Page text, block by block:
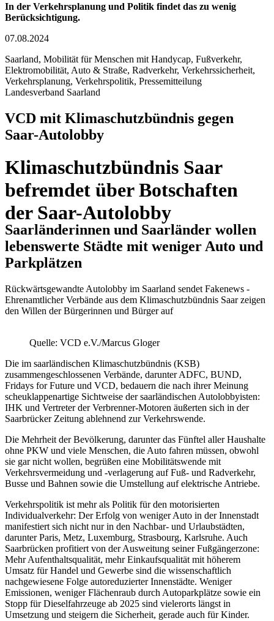
In der Verkehrsplanung und Politik findet das zu wenig
Berücksichtigung.
07.08.2024
Saarland, Mobilität für Menschen mit Handycap, Fußverkehr,
Elektromobilität, Auto & Straße, Radverkehr, Verkehrssicherheit,
Verkehrsplanung, Verkehrspolitik, Pressemitteilung
Landesverband Saarland
VCD mit Klimaschutzbündnis gegen
Saar-Autolobby
Klimaschutzbündnis Saar
befremdet über Botschaften
der Saar-Autolobby
Saarländerinnen und Saarländer wollen
lebenswerte Städte mit weniger Auto und
Parkplätzen
Rückwärtsgewandte Autolobby im Saarland sendet Fakenews -
Ehrenamtlicher Verbände aus dem Klimaschutzbündnis Saar zeigen
den Willen der Bürgerinnen und Bürger auf
Quelle: VCD e.V./Marcus Gloger
Die im saarländischen Klimaschutzbündnis (KSB)
zusammengeschlossenen Verbände, darunter ADFC, BUND,
Fridays for Future und VCD, bedauern die nach ihrer Meinung
scheuklappenartige Sichtweise der saarländischen Autolobbyisten:
IHK und Vertreter der Verbrenner-Motoren äußerten sich in der
Saarbrücker Zeitung ablehnend zur Verkehrswende.
Die Mehrheit der Bevölkerung, darunter das Fünftel aller Haushalte
ohne PKW und viele Menschen, die Auto fahren müssen, obwohl
sie gar nicht wollen, begrüßen eine Mobilitätswende mit
Verkehrsvermeidung und -verlagerung auf Fuß- und Radverkehr,
Busse und Bahnen sowie die Umstellung auf elektrische Antriebe.
Verkehrspolitik ist mehr als Politik für den motorisierten
Individualverkehr: Der Erfolg von weniger Auto in der Innenstadt
manifestiert sich nicht nur in den Nachbar- und Urlaubstädten,
darunter Paris, Metz, Luxemburg, Strasbourg, Karlsruhe. Auch
Saarbrücken profitiert von der Ausweitung seiner Fußgängerzone:
Mehr Aufenthaltsqualität, mehr Einkaufsqualität mit höherem
Umsatz für Handel und Gewerbe sind die wissenschaftlich
nachgewiesene Folge autoreduzierter Innenstädte. Weniger
Emissionen, weniger Flächenraub durch Autoparkplätze sowie ein
Stopp für Dieselfahrzeuge ab 2025 sind vielerorts längst in
Umsetzung und steigern die Sicherheit, gerade auch für Kinder.